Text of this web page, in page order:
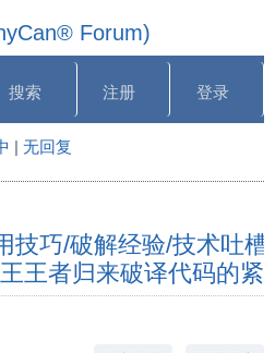
Forum)
搜索 注册 登录
| 无回复
技巧/破解经验/技术吐槽
王者归来破译代码的紧